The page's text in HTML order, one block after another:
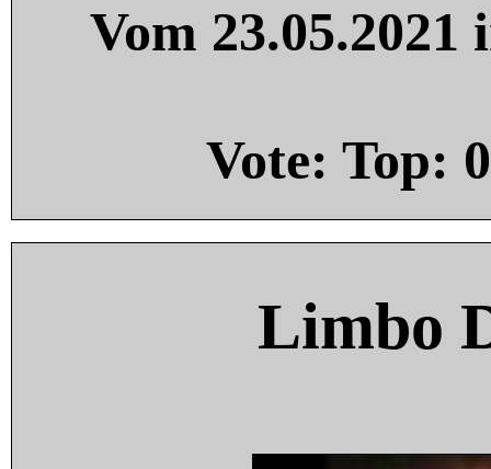
Vom
Vote: Top: 0
Limbo